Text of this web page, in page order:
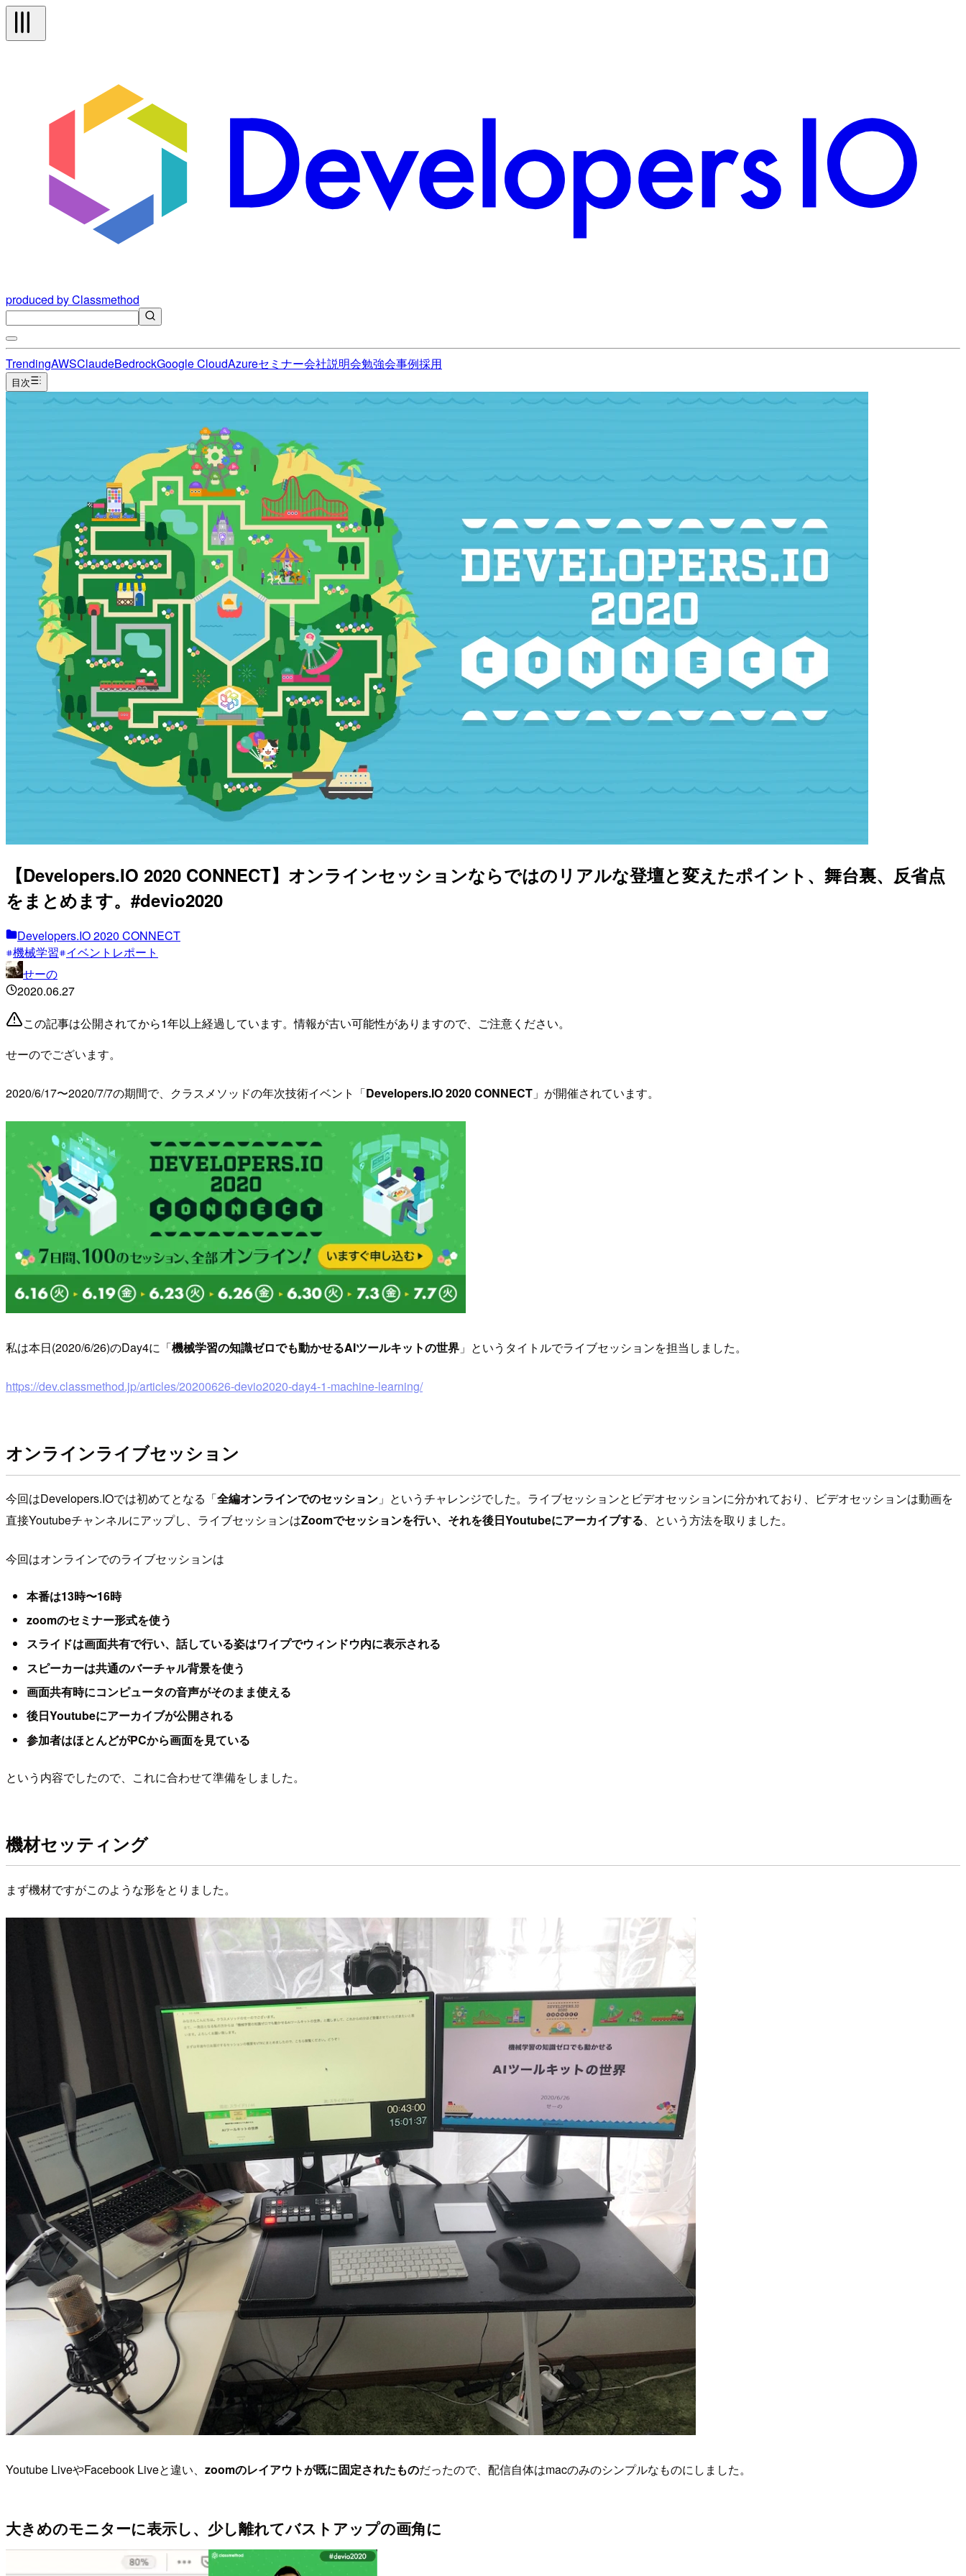
produced by Classmethod
TrendingAWSClaudeBedrockGoogle CloudAzureセミナー会社説明会勉強会事例採用
目次
【Developers.IO 2020 CONNECT】オンラインセッションならではのリアルな登壇と変えたポイント、舞台裏、反省点
をまとめます。#devio2020
Developers.IO 2020 CONNECT
機械学習 イベントレポート
せーの
2020.06.27
この記事は公開されてから1年以上経過しています。情報が古い可能性がありますので、ご注意ください。
せーのでございます。
2020/6/17〜2020/7/7の期間で、クラスメソッドの年次技術イベント「Developers.IO 2020 CONNECT 」が開催されています。
私は本日(2020/6/26)のDay4に「機械学習の知識ゼロでも動かせるAIツールキットの世界 」というタイトルでライブセッションを担当しました。
https://dev.classmethod.jp/articles/20200626-devio2020-day4-1-machine-learning/
オンラインライブセッション
今回はDevelopers.IOでは初めてとなる「全編オンラインでのセッション 」というチャレンジでした。ライブセッションとビデオセッションに分かれており、ビデオセッションは動画を
直接Youtubeチャンネルにアップし、ライブセッションはZoomでセッションを行い、それを後日Youtubeにアーカイブする、という方法を取りました。
今回はオンラインでのライブセッションは
本番は13時〜16時
zoomのセミナー形式を使う
スライドは画面共有で行い、話している姿はワイプでウィンドウ内に表示される
スピーカーは共通のバーチャル背景を使う
画面共有時にコンピュータの音声がそのまま使える
後日Youtubeにアーカイブが公開される
参加者はほとんどがPCから画面を見ている
という内容でしたので、これに合わせて準備をしました。
機材セッティング
まず機材ですがこのような形をとりました。
Youtube LiveやFacebook Liveと違い、 zoomのレイアウトが既に固定されたものだったので、配信自体はmacのみのシンプルなものにしました。
大きめのモニターに表示し、少し離れてバストアップの画角に